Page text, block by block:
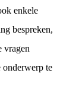
enkele
bespreken,
vragen
te